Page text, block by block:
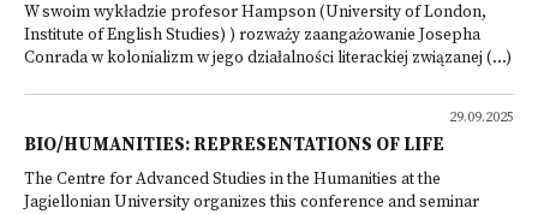
W swoim wykładzie profesor Hampson (University of London,
Institute of English Studies) ) rozważy zaangażowanie Josepha
Conrada w kolonializm w jego działalności literackiej związanej (...)
29.09.2025
BIO/HUMANITIES: REPRESENTATIONS OF LIFE
The Centre for Advanced Studies in the Humanities at the
Jagiellonian University organizes this conference and seminar